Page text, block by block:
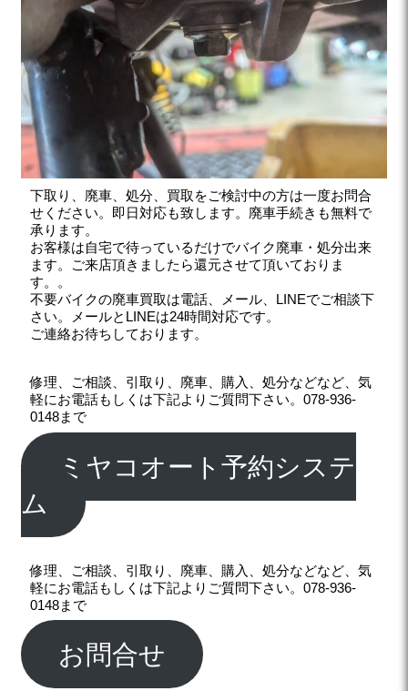
下取り、廃車、処分、買取をご検討中の方は一度お問合
せください。即日対応も致します。廃車手続きも無料で
承ります。
お客様は自宅で待っているだけでバイク廃車・処分出来
ます。ご来店頂きましたら還元させて頂いておりま
す。。
不要バイクの廃車買取は電話、メール、LINEでご相談下
さい。メールとLINEは24時間対応です。
ご連絡お待ちしております。
修理、ご相談、引取り、廃車、購入、処分などなど、気
軽にお電話もしくは下記よりご質問下さい。078-936-
0148まで
ミヤコオート予約システ
ム
修理、ご相談、引取り、廃車、購入、処分などなど、気
軽にお電話もしくは下記よりご質問下さい。078-936-
0148まで
お問合せ